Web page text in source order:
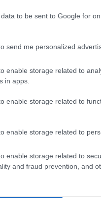
to be sent to Google for
send me personalized
enable storage related to
in apps.
enable storage related to
enable storage related to
enable storage related to
and fraud prevention, and
15
15
15